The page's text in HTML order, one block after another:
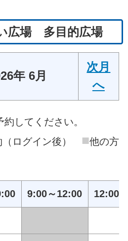
広場 多目的広場
年 6月
次月
へ
約してください。
（ログイン後） ■他の方
9:00～12:00 12:00